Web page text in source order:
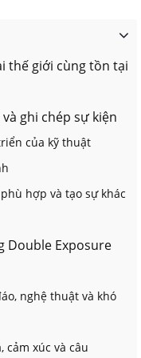
thế giới cùng tồn tại
ghi chép sự kiện
của kỹ thuật
hợp và tạo sự khác
Double Exposure
nghệ thuật và khó
cảm xúc và câu